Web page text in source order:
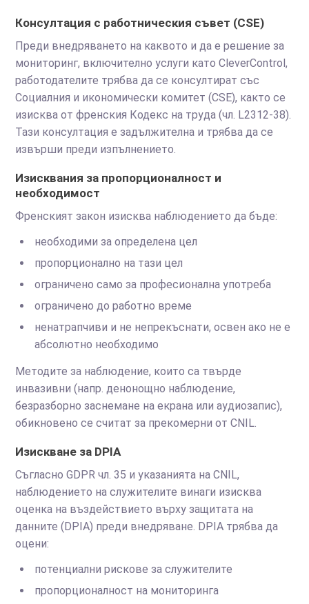
Консултация с работническия съвет (CSE)
Преди внедряването на каквото и да е решение за
мониторинг, включително услуги като CleverControl,
работодателите трябва да се консултират със
Социалния и икономически комитет (CSE), както се
изисква от френския Кодекс на труда (чл. L2312-38).
Тази консултация е задължителна и трябва да се
извърши преди изпълнението.
Изисквания за пропорционалност и
необходимост
Френският закон изисква наблюдението да бъде:
необходими за определена цел
пропорционално на тази цел
ограничено само за професионална употреба
ограничено до работно време
ненатрапчиви и не непрекъснати, освен ако не е
абсолютно необходимо
Методите за наблюдение, които са твърде
инвазивни (напр. денонощно наблюдение,
безразборно заснемане на екрана или аудиозапис),
обикновено се считат за прекомерни от CNIL.
Изискване за DPIA
Съгласно GDPR чл. 35 и указанията на CNIL,
наблюдението на служителите винаги изисква
оценка на въздействието върху защитата на
данните (DPIA) преди внедряване. DPIA трябва да
оцени:
потенциални рискове за служителите
пропорционалност на мониторинга